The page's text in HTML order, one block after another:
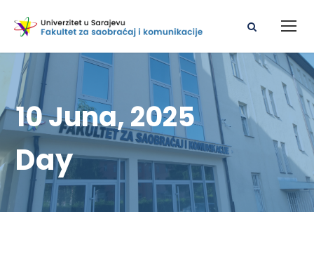
10 Juna, 2025
Day